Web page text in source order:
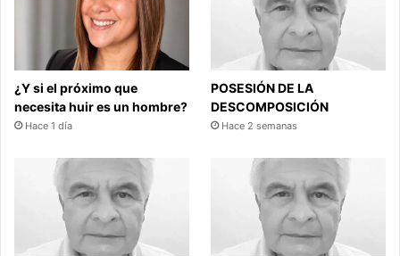
¿Y si el próximo que
necesita huir es un hombre?
Hace 1 día
POSESIÓN DE LA
DESCOMPOSICIÓN
Hace 2 semanas